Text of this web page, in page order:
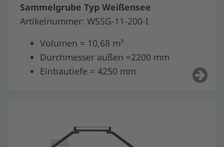
Sammelgrube Typ Weißensee
Artikelnummer: WSSG-11-200-I
Volumen = 10,68 m³
Durchmesser außen =2200 mm
Einbautiefe = 4250 mm